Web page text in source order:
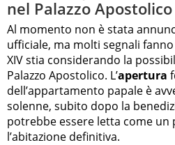
nel Palazzo Apostolico
Al momento non è stata
ufficiale, ma molti segnali
XIV stia considerando la
Palazzo Apostolico. L’apertura
dell’appartamento papale è
solenne, subito dopo la
potrebbe essere letta come un
l’abitazione definitiva.